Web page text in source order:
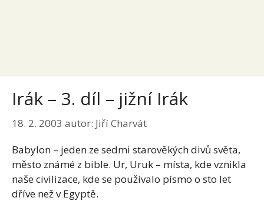
Irák – 3. díl – jižní Irák
18. 2. 2003 autor: Jiří Charvát
Babylon – jeden ze sedmi starověkých divů světa,
město známé z bible. Ur, Uruk – místa, kde vznikla
naše civilizace, kde se používalo písmo o sto let
dříve než v Egyptě.